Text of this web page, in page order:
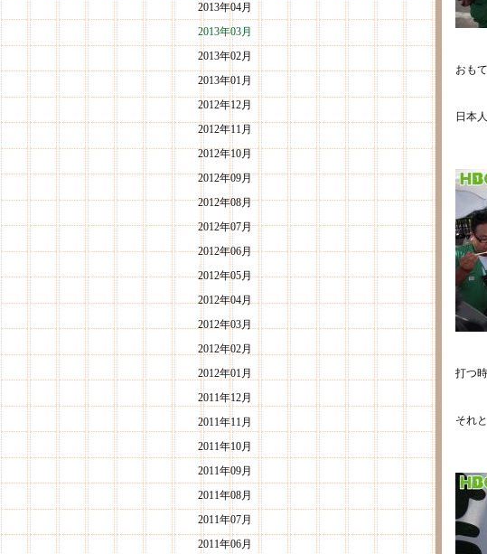
2013年04月
2013年03月
2013年02月
2013年01月
2012年12月
2012年11月
2012年10月
2012年09月
2012年08月
2012年07月
2012年06月
2012年05月
2012年04月
2012年03月
2012年02月
2012年01月
2011年12月
2011年11月
2011年10月
2011年09月
2011年08月
2011年07月
2011年06月
おも
日本
打つ
それ